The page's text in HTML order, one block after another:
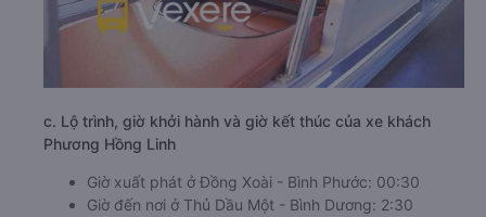
c. Lộ trình, giờ khởi hành và giờ kết thúc của xe khách
Phương Hồng Linh
Giờ xuất phát ở Đồng Xoài - Bình Phước: 00:30
Giờ đến nơi ở Thủ Dầu Một - Bình Dương: 2:30